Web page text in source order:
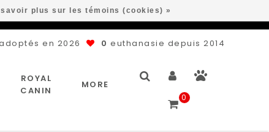
en 2026 0 euthanasie depuis 2014
ROYAL
CANIN
MORE
0
savoir plus sur les témoins (cookies) »